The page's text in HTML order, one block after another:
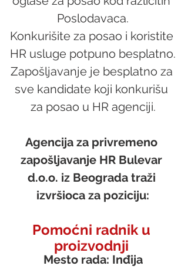
Poslodavaca.
Konkurišite za posao i koristite
HR usluge potpuno besplatno.
Zapošljavanje je besplatno za
sve kandidate koji konkurišu
za posao u HR agenciji.
Agencija za privremeno
zapošljavanje HR Bulevar
d.o.o. iz Beograda traži
izvršioca za poziciju:
Pomoćni radnik u
proizvodnji
Mesto rada: Inđija